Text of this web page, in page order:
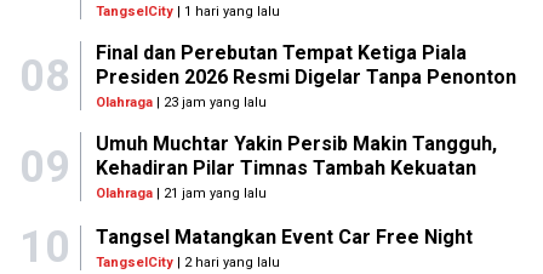
TangselCity| 1 hari yang lalu
08
Final dan Perebutan Tempat Ketiga Piala
Presiden 2026 Resmi Digelar Tanpa Penonton
Olahraga| 23 jam yang lalu
09
Umuh Muchtar Yakin Persib Makin Tangguh,
Kehadiran Pilar Timnas Tambah Kekuatan
Olahraga| 21 jam yang lalu
10 Tangsel Matangkan Event Car Free Night
TangselCity | 2 hari yang lalu